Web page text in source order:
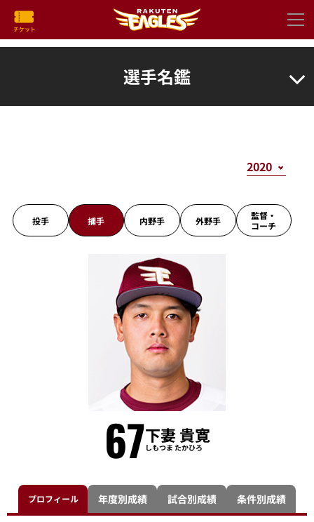
選手名鑑
投手 捕手 内野手 外野手
監督・
コーチ
67下妻 貴寛
しもつま たかひろ
プロフィール 年度別成績 試合別成績 条件別成績